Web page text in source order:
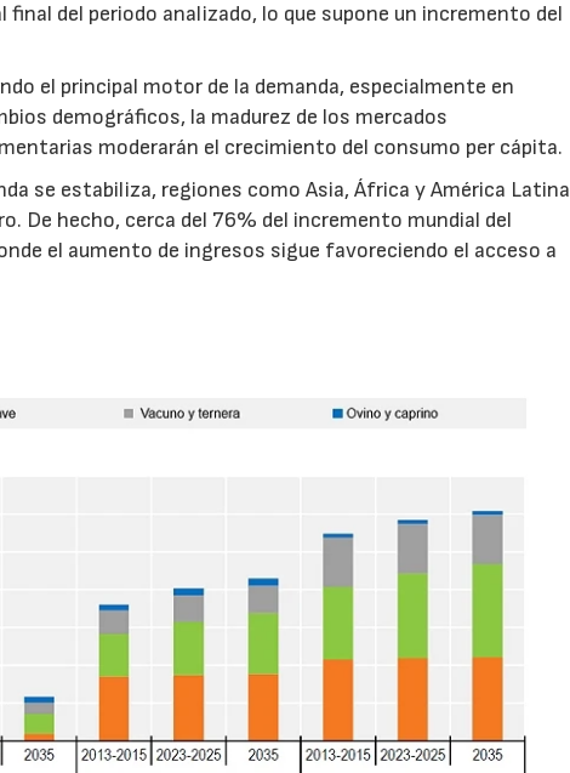
del periodo analizado, lo que supone un incremento del
el principal motor de la demanda, especialmente en
demográficos, la madurez de los mercados
moderarán el crecimiento del consumo per cápita.
se estabiliza, regiones como Asia, África y América Latina
De hecho, cerca del 76% del incremento mundial del
el aumento de ingresos sigue favoreciendo el acceso a